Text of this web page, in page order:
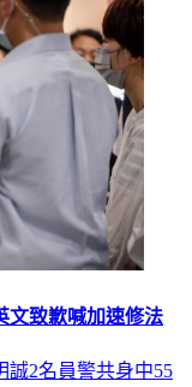
致歉喊加速修法
誠2名員警共身中55